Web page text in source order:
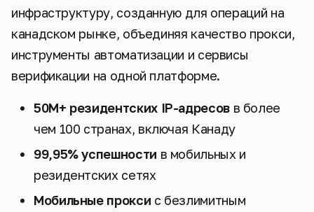
инфраструктуру, созданную для операций на
канадском рынке, объединяя качество прокси,
инструменты автоматизации и сервисы
верификации на одной платформе.
50M+ резидентских IP-адресов в более
чем 100 странах, включая Канаду
99,95% успешности в мобильных и
резидентских сетях
Мобильные прокси с безлимитным